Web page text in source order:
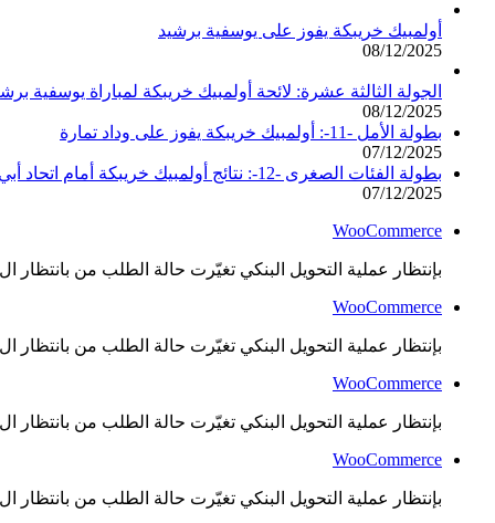
أولمبيك خريبكة يفوز على يوسفية برشيد
08/12/2025
الجولة الثالثة عشرة: لائحة أولمبيك خريبكة لمباراة يوسفية
08/12/2025
بطولة الأمل -11-: أولمبيك خريبكة يفوز على وداد تمارة
07/12/2025
بطولة الفئات الصغرى -12-: نتائج أولمبيك خريبكة أمام اتحاد أبي الجعد
07/12/2025
WooCommerce
بإنتظار عملية التحويل البنكي تغيّرت حالة الطلب من بانتظار
WooCommerce
بإنتظار عملية التحويل البنكي تغيّرت حالة الطلب من بانتظار
WooCommerce
بإنتظار عملية التحويل البنكي تغيّرت حالة الطلب من بانتظار
WooCommerce
بإنتظار عملية التحويل البنكي تغيّرت حالة الطلب من بانتظار